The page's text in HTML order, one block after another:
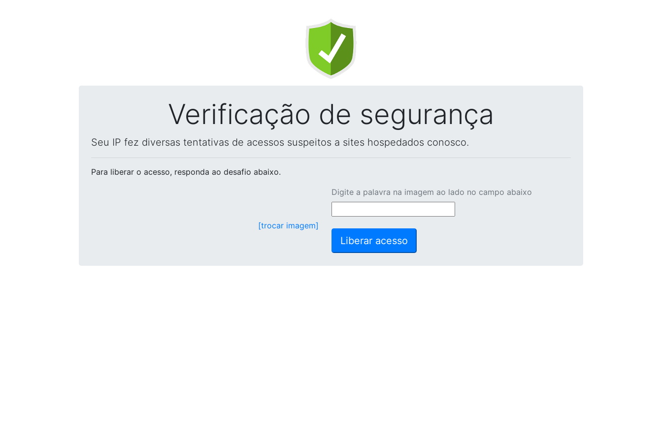
Verificação de segurança
Seu IP fez diversas tentativas de acessos suspeitos a sites hospedados conosco.
Para liberar o acesso, responda ao desafio abaixo.
[trocar imagem]
Digite a palavra na imagem ao lado no campo abaixo